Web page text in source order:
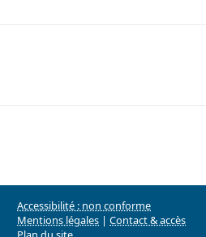
Accessibilité : non conforme
Mentions légales | Contact & accès